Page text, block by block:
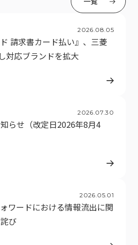
2026.08.05
請求書カード払い』、三菱
対応ブランドを拡大
2026.07.30
らせ（改定日2026年8月4
2026.05.01
ワードにおける情報流出に関
び